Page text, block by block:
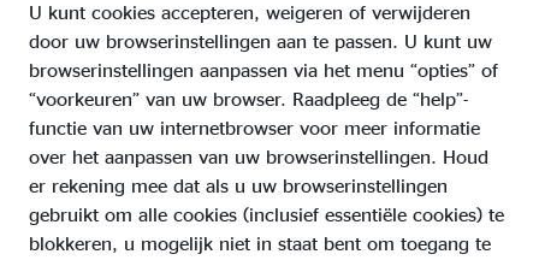
U kunt cookies accepteren, weigeren of verwijderen
door uw browserinstellingen aan te passen. U kunt uw
browserinstellingen aanpassen via het menu “opties” of
“voorkeuren” van uw browser. Raadpleeg de “help”-
functie van uw internetbrowser voor meer informatie
over het aanpassen van uw browserinstellingen. Houd
er rekening mee dat als u uw browserinstellingen
gebruikt om alle cookies (inclusief essentiële cookies) te
blokkeren, u mogelijk niet in staat bent om toegang te